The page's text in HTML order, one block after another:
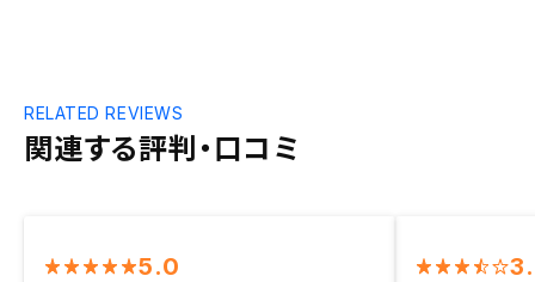
関連する評判・口コミ
RELATED REVIEWS
5.0